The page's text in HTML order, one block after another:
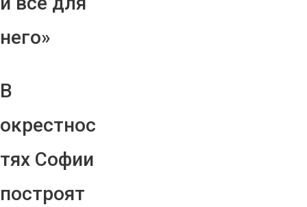
него»
В
окрестнос
тях Софии
построят